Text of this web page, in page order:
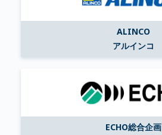
ALINCO
アルインコ
ECHO総合企画